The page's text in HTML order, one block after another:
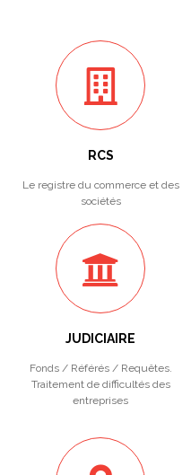
RCS
Le registre du commerce et des
sociétés
JUDICIAIRE
Fonds / Référés / Requêtes.
Traitement de difficultés des
entreprises